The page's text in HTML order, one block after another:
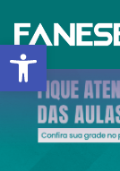
Barra